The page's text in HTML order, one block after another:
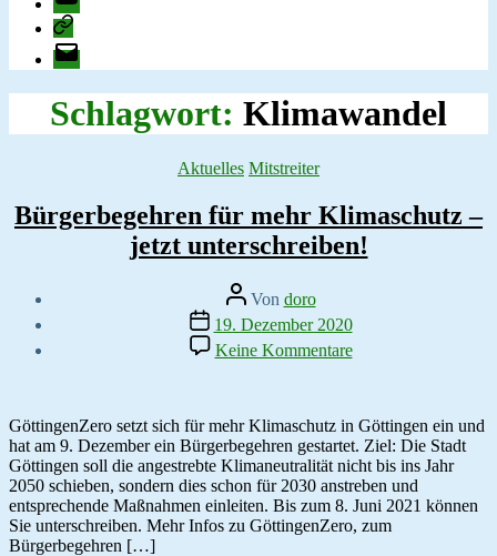
change.org
E-
Mail
Schlagwort: Klimawandel
Kategorien
Aktuelles Mitstreiter
Bürgerbegehren für mehr Klimaschutz –
jetzt unterschreiben!
Beitragsautor
Von doro
Veröffentlichungsdatum
19. Dezember 2020
Keine Kommentarezu
Bürgerbegehren
Klimaschutz
–
jetzt
unterschreiben!
GöttingenZero setzt sich für mehr Klimaschutz in Göttingen ein und
hat am 9. Dezember ein Bürgerbegehren gestartet. Ziel: Die Stadt
Göttingen soll die angestrebte Klimaneutralität nicht bis ins Jahr
2050 schieben, sondern dies schon für 2030 anstreben und
entsprechende Maßnahmen einleiten. Bis zum 8. Juni 2021 können
Sie unterschreiben. Mehr Infos zu GöttingenZero, zum
Bürgerbegehren […]